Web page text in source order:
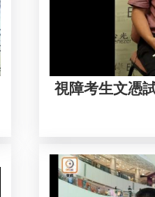
視障考生文憑